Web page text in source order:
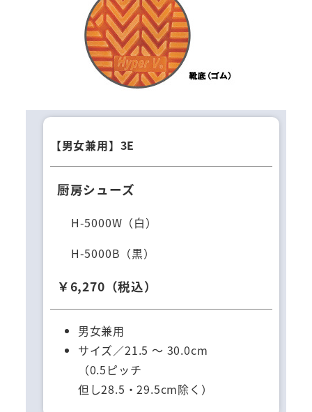
【男女兼用】3E
厨房シューズ
H-5000W（白）
H-5000B（黒）
￥6,270（税込）
男女兼用
サイズ／21.5 ～ 30.0cm
（0.5ピッチ
但し28.5・29.5cm除く）